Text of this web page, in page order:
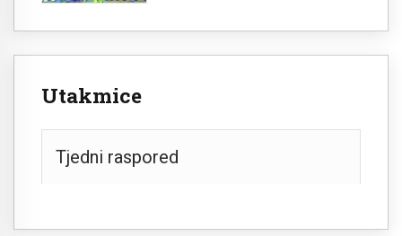
Utakmice
Tjedni raspored